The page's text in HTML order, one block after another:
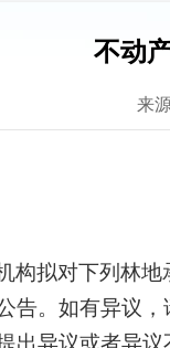
不动
来
构拟对下列 林地
告。如有异议，
出异议或者异议